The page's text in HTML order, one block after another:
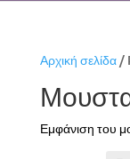
Αρχική σελίδα/
Εμφάνιση του